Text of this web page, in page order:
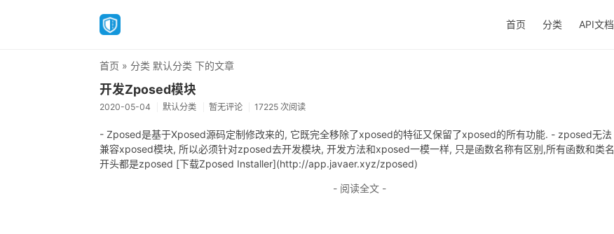
首页 分类 API文档
首页 » 分类 默认分类 下的文章
开发Zposed模块
2020-05-04 默认分类 暂无评论 17225 次阅读
- Zposed是基于Xposed源码定制修改来的, 它既完全移除了xposed的特征又保留了xposed的所有功能. - zposed无法
兼容xposed模块, 所以必须针对zposed去开发模块, 开发方法和xposed一模一样, 只是函数名称有区别,所有函数和类名
开头都是zposed [下载Zposed Installer](http://app.javaer.xyz/zposed)
- 阅读全文 -